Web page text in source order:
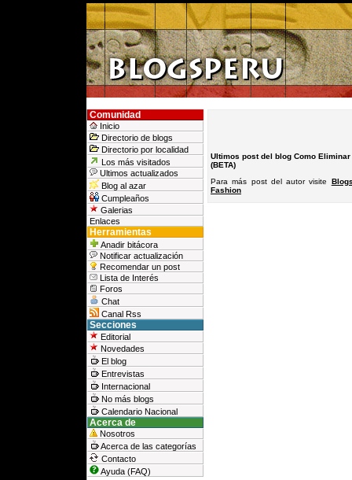
Comunidad
Inicio
Directorio de blogs
Directorio por localidad
Los más visitados
Ultimos actualizados
Blog al azar
Cumpleaños
Galerias
Enlaces
Herramientas
Anadir bitácora
Notificar actualización
Recomendar un post
Lista de Interés
Foros
Chat
Canal Rss
Secciones
Editorial
Novedades
El blog
Entrevistas
Internacional
No más blogs
Calendario Nacional
Acerca de
Nosotros
Acerca de las categorías
Contacto
Ayuda (FAQ)
Ultimos post del blog Como
(BETA)
Para más post del autor visite
Fashion